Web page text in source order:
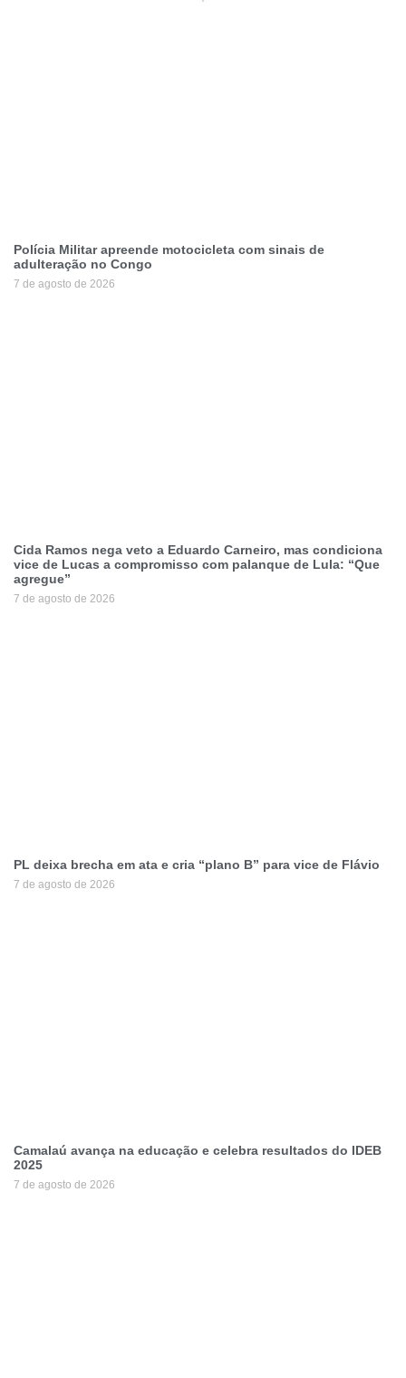
Polícia Militar apreende motocicleta com sinais de
adulteração no Congo
7 de agosto de 2026
Cida Ramos nega veto a Eduardo Carneiro, mas condiciona
vice de Lucas a compromisso com palanque de Lula: “Que
agregue”
7 de agosto de 2026
PL deixa brecha em ata e cria “plano B” para vice de Flávio
7 de agosto de 2026
Camalaú avança na educação e celebra resultados do IDEB
2025
7 de agosto de 2026